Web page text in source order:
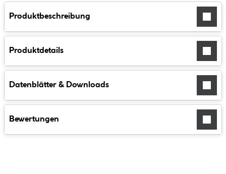
Produktbeschreibung
Produktdetails
Datenblätter & Downloads
Bewertungen